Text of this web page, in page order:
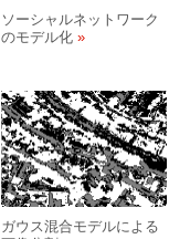
ソーシャルネットワーク
のモデル化
ガウス混合モデルによる